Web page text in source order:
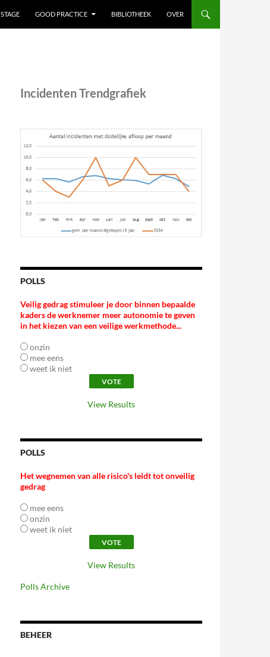
STAGE GOOD PRACTICE BIBLIOTHEEK OVER
Incidenten Trendgrafiek
POLLS
Veilig gedrag stimuleer je door binnen bepaalde
kaders de werknemer meer autonomie te geven
in het kiezen van een veilige werkmethode...
onzin
mee eens
weet ik niet
View Results
POLLS
Het wegnemen van alle risico's leidt tot onveilig
gedrag
mee eens
onzin
weet ik niet
View Results
Polls Archive
BEHEER